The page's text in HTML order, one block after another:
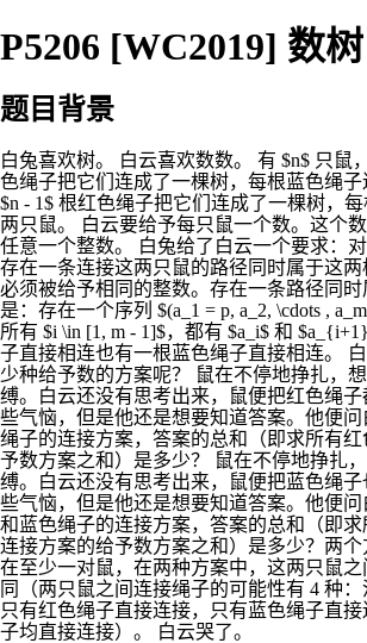
P5206 [WC2019] 数树
题目背景
白兔喜欢树。 白云喜欢数数。 有 $n$ 只鼠
色绳子把它们连成了一棵树，每根蓝色绳子
$n - 1$ 根红色绳子把它们连成了一棵树，
两只鼠。 白云要给予每只鼠一个数。这个
任意一个整数。 白兔给了白云一个要求：
存在一条连接这两只鼠的路径同时属于这两
必须被给予相同的整数。存在一条路径同
是：存在一个序列 $(a_1 = p, a_2, \cdots ,
所有 $i \in [1, m - 1]$，都有 $a_i$ 和
子直接相连也有一根蓝色绳子直接相连。
少种给予数的方案呢？ 鼠在不停地挣扎，
缚。白云还没有思考出来，鼠便把红色绳
些气恼，但是他还是想要知道答案。他便
绳子的连接方案，答案的总和（即求所有
予数方案之和）是多少？ 鼠在不停地挣扎
缚。白云还没有思考出来，鼠便把蓝色绳
些气恼，但是他还是想要知道答案。他便
和蓝色绳子的连接方案，答案的总和（即
连接方案的给予数方案之和）是多少？两
在至少一对鼠，在两种方案中，这两只鼠
同（两只鼠之间连接绳子的可能性有 4 种：
只有红色绳子直接连接，只有蓝色绳子直
子均直接连接）。 白云哭了。